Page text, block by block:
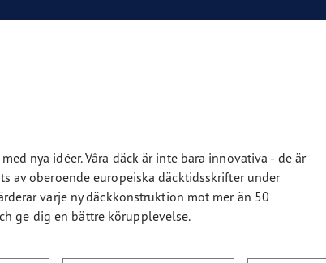
nya idéer. Våra däck är inte bara innovativa - de är
av oberoende europeiska däcktidsskrifter under
varje ny däckkonstruktion mot mer än 50
ge dig en bättre körupplevelse.